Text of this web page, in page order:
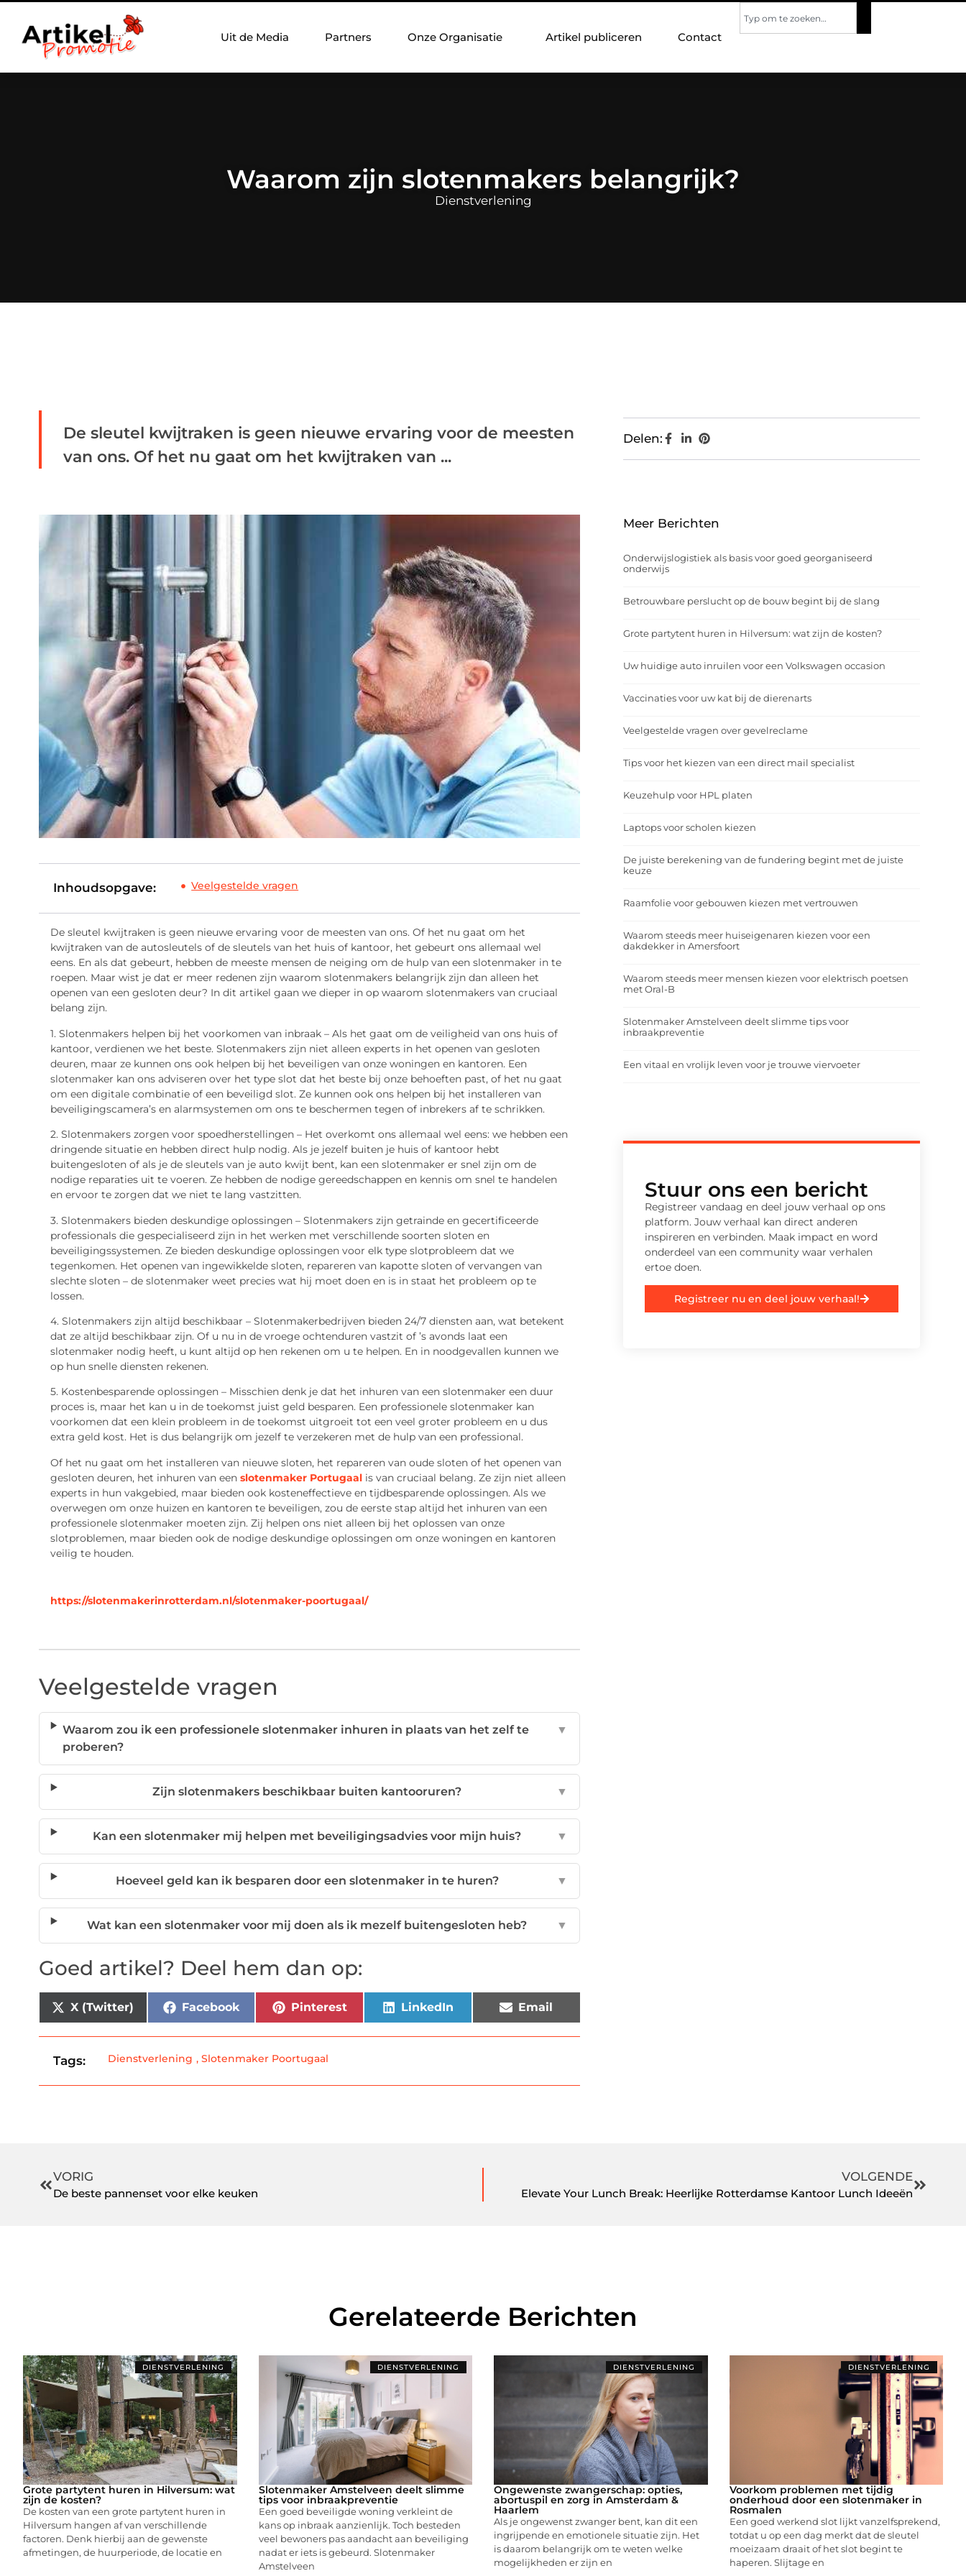
Uit de Media Partners Onze Organisatie Artikel publiceren Contact
Waarom zijn slotenmakers belangrijk?
Dienstverlening
De sleutel kwijtraken is geen nieuwe ervaring voor de meesten
van ons. Of het nu gaat om het kwijtraken van ...
Inhoudsopgave: Veelgestelde vragen
De sleutel kwijtraken is geen nieuwe ervaring voor de meesten van ons. Of het nu gaat om het
kwijtraken van de autosleutels of de sleutels van het huis of kantoor, het gebeurt ons allemaal wel
eens. En als dat gebeurt, hebben de meeste mensen de neiging om de hulp van een slotenmaker in te
roepen. Maar wist je dat er meer redenen zijn waarom slotenmakers belangrijk zijn dan alleen het
openen van een gesloten deur? In dit artikel gaan we dieper in op waarom slotenmakers van cruciaal
belang zijn.
1. Slotenmakers helpen bij het voorkomen van inbraak – Als het gaat om de veiligheid van ons huis of
kantoor, verdienen we het beste. Slotenmakers zijn niet alleen experts in het openen van gesloten
deuren, maar ze kunnen ons ook helpen bij het beveiligen van onze woningen en kantoren. Een
slotenmaker kan ons adviseren over het type slot dat het beste bij onze behoeften past, of het nu gaat
om een digitale combinatie of een beveiligd slot. Ze kunnen ook ons helpen bij het installeren van
beveiligingscamera’s en alarmsystemen om ons te beschermen tegen of inbrekers af te schrikken.
2. Slotenmakers zorgen voor spoedherstellingen – Het overkomt ons allemaal wel eens: we hebben een
dringende situatie en hebben direct hulp nodig. Als je jezelf buiten je huis of kantoor hebt
buitengesloten of als je de sleutels van je auto kwijt bent, kan een slotenmaker er snel zijn om de
nodige reparaties uit te voeren. Ze hebben de nodige gereedschappen en kennis om snel te handelen
en ervoor te zorgen dat we niet te lang vastzitten.
3. Slotenmakers bieden deskundige oplossingen – Slotenmakers zijn getrainde en gecertificeerde
professionals die gespecialiseerd zijn in het werken met verschillende soorten sloten en
beveiligingssystemen. Ze bieden deskundige oplossingen voor elk type slotprobleem dat we
tegenkomen. Het openen van ingewikkelde sloten, repareren van kapotte sloten of vervangen van
slechte sloten – de slotenmaker weet precies wat hij moet doen en is in staat het probleem op te
lossen.
4. Slotenmakers zijn altijd beschikbaar – Slotenmakerbedrijven bieden 24/7 diensten aan, wat betekent
dat ze altijd beschikbaar zijn. Of u nu in de vroege ochtenduren vastzit of ’s avonds laat een
slotenmaker nodig heeft, u kunt altijd op hen rekenen om u te helpen. En in noodgevallen kunnen we
op hun snelle diensten rekenen.
5. Kostenbesparende oplossingen – Misschien denk je dat het inhuren van een slotenmaker een duur
proces is, maar het kan u in de toekomst juist geld besparen. Een professionele slotenmaker kan
voorkomen dat een klein probleem in de toekomst uitgroeit tot een veel groter probleem en u dus
extra geld kost. Het is dus belangrijk om jezelf te verzekeren met de hulp van een professional.
Of het nu gaat om het installeren van nieuwe sloten, het repareren van oude sloten of het openen van
gesloten deuren, het inhuren van een slotenmaker Portugaalis van cruciaal belang. Ze zijn niet alleen
experts in hun vakgebied, maar bieden ook kosteneffectieve en tijdbesparende oplossingen. Als we
overwegen om onze huizen en kantoren te beveiligen, zou de eerste stap altijd het inhuren van een
professionele slotenmaker moeten zijn. Zij helpen ons niet alleen bij het oplossen van onze
slotproblemen, maar bieden ook de nodige deskundige oplossingen om onze woningen en kantoren
veilig te houden.
https://slotenmakerinrotterdam.nl/slotenmaker-poortugaal/
Veelgestelde vragen
Waarom zou ik een professionele slotenmaker inhuren in plaats van het zelf te
proberen?
▼
Zijn slotenmakers beschikbaar buiten kantooruren? ▼
Kan een slotenmaker mij helpen met beveiligingsadvies voor mijn huis? ▼
Hoeveel geld kan ik besparen door een slotenmaker in te huren? ▼
Wat kan een slotenmaker voor mij doen als ik mezelf buitengesloten heb? ▼
Goed artikel? Deel hem dan op:
X (Twitter) Facebook Pinterest LinkedIn Email
Tags: Dienstverlening ,Slotenmaker Poortugaal
Delen:
Meer Berichten
Onderwijslogistiek als basis voor goed georganiseerd
onderwijs
Betrouwbare perslucht op de bouw begint bij de slang
Grote partytent huren in Hilversum: wat zijn de kosten?
Uw huidige auto inruilen voor een Volkswagen occasion
Vaccinaties voor uw kat bij de dierenarts
Veelgestelde vragen over gevelreclame
Tips voor het kiezen van een direct mail specialist
Keuzehulp voor HPL platen
Laptops voor scholen kiezen
De juiste berekening van de fundering begint met de juiste
keuze
Raamfolie voor gebouwen kiezen met vertrouwen
Waarom steeds meer huiseigenaren kiezen voor een
dakdekker in Amersfoort
Waarom steeds meer mensen kiezen voor elektrisch poetsen
met Oral-B
Slotenmaker Amstelveen deelt slimme tips voor
inbraakpreventie
Een vitaal en vrolijk leven voor je trouwe viervoeter
Stuur ons een bericht
Registreer vandaag en deel jouw verhaal op ons
platform. Jouw verhaal kan direct anderen
inspireren en verbinden. Maak impact en word
onderdeel van een community waar verhalen
ertoe doen.
Registreer nu en deel jouw verhaal!
VORIG
De beste pannenset voor elke keuken
VOLGENDE
Elevate Your Lunch Break: Heerlijke Rotterdamse Kantoor Lunch Ideeën
Gerelateerde Berichten
DIENSTVERLENING
Grote partytent huren in Hilversum: wat
zijn de kosten?
De kosten van een grote partytent huren in
Hilversum hangen af van verschillende
factoren. Denk hierbij aan de gewenste
afmetingen, de huurperiode, de locatie en
DIENSTVERLENING
Slotenmaker Amstelveen deelt slimme
tips voor inbraakpreventie
Een goed beveiligde woning verkleint de
kans op inbraak aanzienlijk. Toch besteden
veel bewoners pas aandacht aan beveiliging
nadat er iets is gebeurd. Slotenmaker
Amstelveen
DIENSTVERLENING
Ongewenste zwangerschap: opties,
abortuspil en zorg in Amsterdam &
Haarlem
Als je ongewenst zwanger bent, kan dit een
ingrijpende en emotionele situatie zijn. Het
is daarom belangrijk om te weten welke
mogelijkheden er zijn en
DIENSTVERLENING
Voorkom problemen met tijdig
onderhoud door een slotenmaker in
Rosmalen
Een goed werkend slot lijkt vanzelfsprekend,
totdat u op een dag merkt dat de sleutel
moeizaam draait of het slot begint te
haperen. Slijtage en